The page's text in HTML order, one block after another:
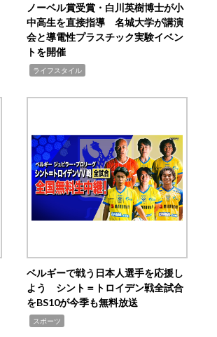
ノーベル賞受賞・白川英樹博士が小
中高生を直接指導 名城大学が講演
会と導電性プラスチック実験イベン
トを開催
ライフスタイル
ベルギーで戦う日本人選手を応援し
よう シント＝トロイデン戦全試合
をBS10が今季も無料放送
スポーツ